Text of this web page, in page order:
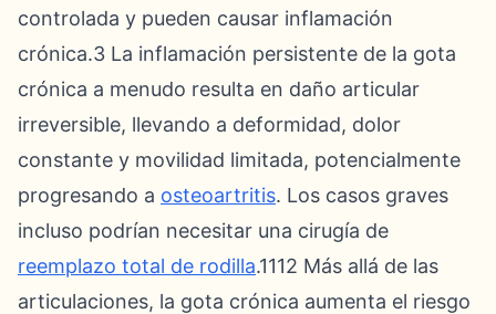
controlada y pueden causar inflamación
crónica.3 La inflamación persistente de la gota
crónica a menudo resulta en daño articular
irreversible, llevando a deformidad, dolor
constante y movilidad limitada, potencialmente
progresando a osteoartritis. Los casos graves
incluso podrían necesitar una cirugía de
reemplazo total de rodilla.1112 Más allá de las
articulaciones, la gota crónica aumenta el riesgo